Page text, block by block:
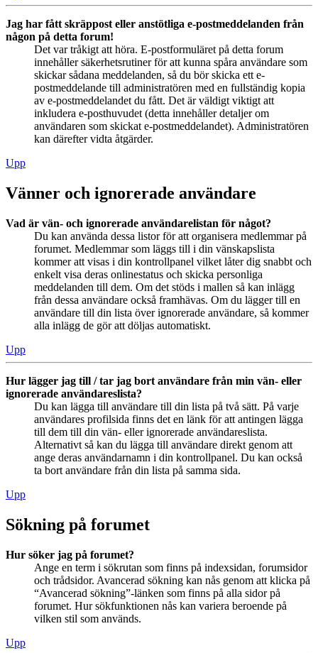
Jag har fått skräppost eller anstötliga e-postmeddelanden från
någon på detta forum!
Det var tråkigt att höra. E-postformuläret på detta forum
innehåller säkerhetsrutiner för att kunna spåra användare som
skickar sådana meddelanden, så du bör skicka ett e-
postmeddelande till administratören med en fullständig kopia
av e-postmeddelandet du fått. Det är väldigt viktigt att
inkludera e-posthuvudet (detta innehåller detaljer om
användaren som skickat e-postmeddelandet). Administratören
kan därefter vidta åtgärder.
Upp
Vänner och ignorerade användare
Vad är vän- och ignorerade användarelistan för något?
Du kan använda dessa listor för att organisera medlemmar på
forumet. Medlemmar som läggs till i din vänskapslista
kommer att visas i din kontrollpanel vilket låter dig snabbt och
enkelt visa deras onlinestatus och skicka personliga
meddelanden till dem. Om det stöds i mallen så kan inlägg
från dessa användare också framhävas. Om du lägger till en
användare till din lista över ignorerade användare, så kommer
alla inlägg de gör att döljas automatiskt.
Upp
Hur lägger jag till / tar jag bort användare från min vän- eller
ignorerade användareslista?
Du kan lägga till användare till din lista på två sätt. På varje
användares profilsida finns det en länk för att antingen lägga
till dem till din vän- eller ignorerade användareslista.
Alternativt så kan du lägga till användare direkt genom att
ange deras användarnamn i din kontrollpanel. Du kan också
ta bort användare från din lista på samma sida.
Upp
Sökning på forumet
Hur söker jag på forumet?
Ange en term i sökrutan som finns på indexsidan, forumsidor
och trådsidor. Avancerad sökning kan nås genom att klicka på
“Avancerad sökning”-länken som finns på alla sidor på
forumet. Hur sökfunktionen nås kan variera beroende på
vilken stil som används.
Upp